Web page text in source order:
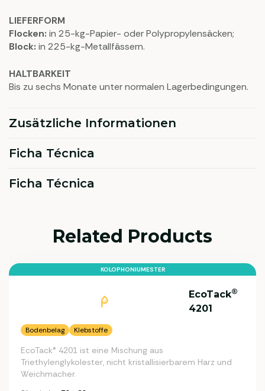
LIEFERFORM
Flocken: in 25-kg-Papier- oder Polypropylensäcken;
Block: in 225-kg-Metallfässern.
HALTBARKEIT
Bis zu sechs Monate unter normalen Lagerbedingungen.
Zusätzliche Informationen
Ficha Técnica
Ficha Técnica
Related Products
KOLOPHONIUMESTER
EcoTack®
4201
Bodenbelag Klebstoffe
EcoTack® 4201 ist eine Mischung aus
Triethylenglykolester, nicht kristallisierbarem Harz und
Weichmacher.